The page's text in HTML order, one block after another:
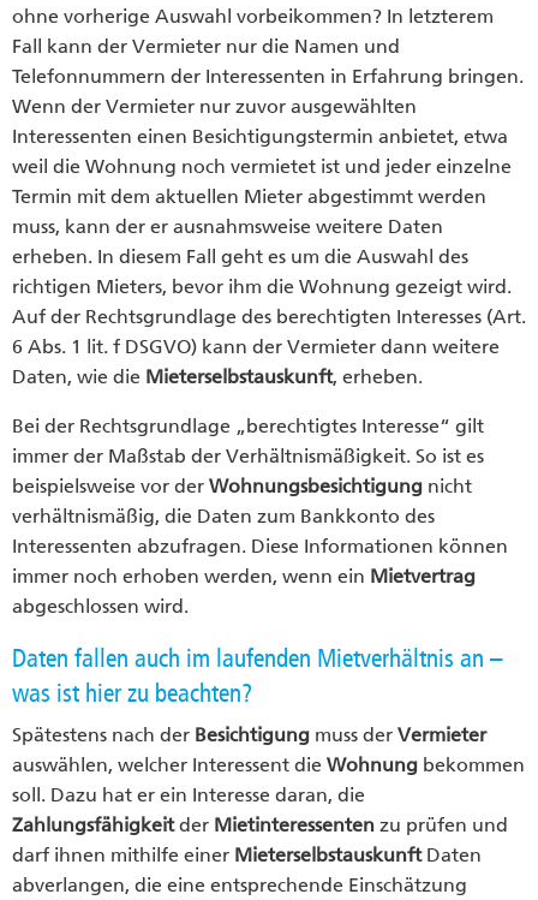
ohne vorherige Auswahl vorbeikommen? In letzterem
Fall kann der Vermieter nur die Namen und
Telefonnummern der Interessenten in Erfahrung bringen.
Wenn der Vermieter nur zuvor ausgewählten
Interessenten einen Besichtigungstermin anbietet, etwa
weil die Wohnung noch vermietet ist und jeder einzelne
Termin mit dem aktuellen Mieter abgestimmt werden
muss, kann der er ausnahmsweise weitere Daten
erheben. In diesem Fall geht es um die Auswahl des
richtigen Mieters, bevor ihm die Wohnung gezeigt wird.
Auf der Rechtsgrundlage des berechtigten Interesses (Art.
6 Abs. 1 lit. f DSGVO) kann der Vermieter dann weitere
Daten, wie die Mieterselbstauskunft, erheben.
Bei der Rechtsgrundlage „berechtigtes Interesse“ gilt
immer der Maßstab der Verhältnismäßigkeit. So ist es
beispielsweise vor der Wohnungsbesichtigung nicht
verhältnismäßig, die Daten zum Bankkonto des
Interessenten abzufragen. Diese Informationen können
immer noch erhoben werden, wenn ein Mietvertrag
abgeschlossen wird.
Daten fallen auch im laufenden Mietverhältnis an –
was ist hier zu beachten?
Spätestens nach der Besichtigung muss der Vermieter
auswählen, welcher Interessent die Wohnung bekommen
soll. Dazu hat er ein Interesse daran, die
Zahlungsfähigkeitder Mietinteressenten zu prüfen und
darf ihnen mithilfe einer MieterselbstauskunftDaten
abverlangen, die eine entsprechende Einschätzung